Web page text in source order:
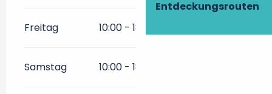
Entdeckungsrouten
Freitag 10:00 - 18:00
Samstag 10:00 - 18:00